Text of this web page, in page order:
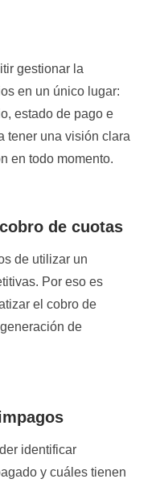
gestionar la
en un único lugar:
estado de pago e
tener una visión clara
en todo momento.
de cuotas
de utilizar un
Por eso es
el cobro de
de
identificar
y cuáles tienen